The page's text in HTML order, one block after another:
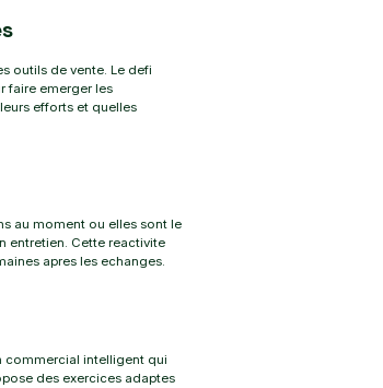
outils de vente. Le defi
faire emerger les
efforts et quelles
au moment ou elles sont le
entretien. Cette reactivite
apres les echanges.
commercial intelligent qui
des exercices adaptes